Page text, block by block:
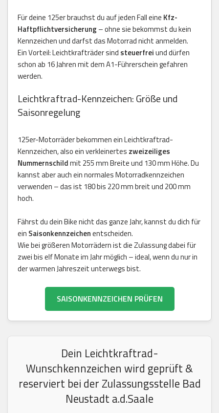
Für deine 125er brauchst du auf jeden Fall eine Kfz-
Haftpflichtversicherung – ohne sie bekommst du kein
Kennzeichen und darfst das Motorrad nicht anmelden.
Ein Vorteil: Leichtkrafträder sind steuerfreiund dürfen
schon ab 16 Jahren mit dem A1-Führerschein gefahren
werden.
Leichtkraftrad-Kennzeichen: Größe und
Saisonregelung
125er-Motorräder bekommen ein Leichtkraftrad-
Kennzeichen, also ein verkleinertes zweizeiliges
Nummernschildmit 255 mm Breite und 130 mm Höhe. Du
kannst aber auch ein normales Motorradkennzeichen
verwenden – das ist 180 bis 220 mm breit und 200 mm
hoch.
Fährst du dein Bike nicht das ganze Jahr, kannst du dich für
ein Saisonkennzeichenentscheiden.
Wie bei größeren Motorrädern ist die Zulassung dabei für
zwei bis elf Monate im Jahr möglich – ideal, wenn du nur in
der warmen Jahreszeit unterwegs bist.
SAISONKENNZEICHEN PRÜFEN
Dein Leichtkraftrad-
Wunschkennzeichen wird geprüft &
reserviert bei der Zulassungsstelle Bad
Neustadt a.d.Saale